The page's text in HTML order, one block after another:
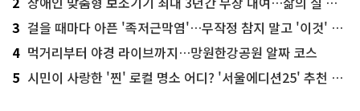
3 걸을 때마다 아픈 '족저근막염'…무작정 참지 말고 '이것' 해보세요!
4 먹거리부터 야경 라이브까지…망원한강공원 알짜 코스
5 시민이 사랑한 '찐' 로컬 명소 어디? '서울에디션25' 추천 코스